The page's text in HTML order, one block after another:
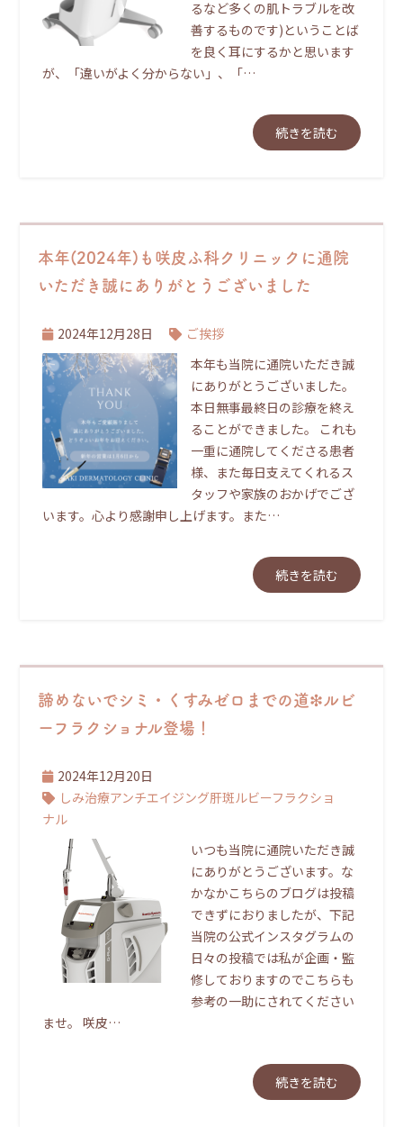
るなど多くの肌トラブルを改
善するものです)ということば
を良く耳にするかと思います
が、「違いがよく分からない」、「…
続きを読む
本年(2024年)も咲皮ふ科クリニックに通院
いただき誠にありがとうございました
2024年12月28日
ご挨拶
本年も当院に通院いただき誠
にありがとうございました。
本日無事最終日の診療を終え
ることができました。 これも
一重に通院してくださる患者
様、また毎日支えてくれるス
タッフや家族のおかげでござ
います。心より感謝申し上げます。また…
続きを読む
諦めないでシミ・くすみゼロまでの道❇ルビ
ーフラクショナル登場！
2024年12月20日
しみ治療アンチエイジング肝斑ルビーフラクショ
ナル
いつも当院に通院いただき誠
にありがとうございます。な
かなかこちらのブログは投稿
できずにおりましたが、下記
当院の公式インスタグラムの
日々の投稿では私が企画・監
修しておりますのでこちらも
参考の一助にされてください
ませ。 咲皮…
続きを読む